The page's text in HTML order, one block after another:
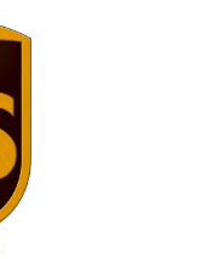
en el páramo de